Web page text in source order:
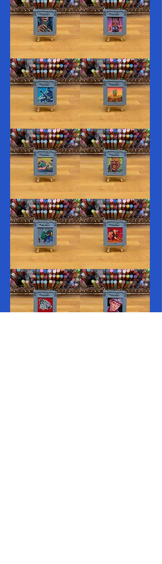
17.
Ornate
16.
Blunder
15.
Ragged
14.
Trunk
13.
Drink
12.
Shredded
11.
Sting
10.
Sweep